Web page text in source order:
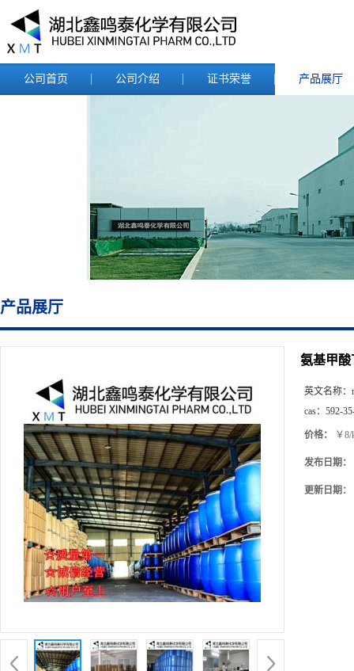
公司首页 公司介绍 证书荣誉 产品展厅
产品展厅
氨基甲酸
英文名称：
cas： 592-
价格： ￥8/
发布日期：
更新日期：